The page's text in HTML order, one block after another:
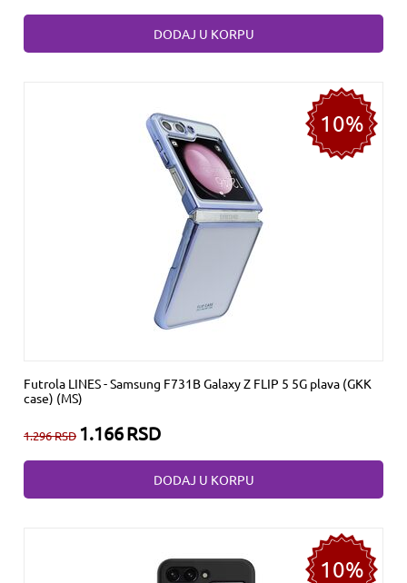
DODAJ U KORPU
10%
Futrola LINES - Samsung F731B Galaxy Z FLIP 5 5G plava (GKK
case) (MS)
1.296RSD 1.166RSD
DODAJ U KORPU
10%